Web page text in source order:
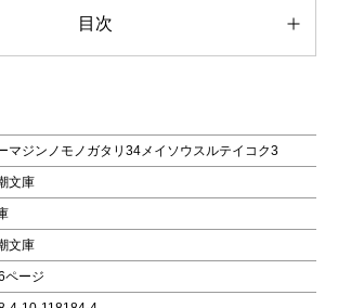
目次
マジンノモノガタリ34メイソウスルテイコク3
文庫
文庫
ページ